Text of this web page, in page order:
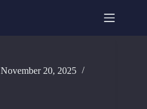
November 20, 2025